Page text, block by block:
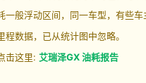
一般浮动区间，同一车型，有些
数据，已从统计图中忽略。
击这里: 艾瑞泽GX 油耗报告